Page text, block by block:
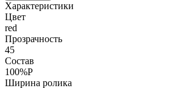
Характеристики
Цвет
red
Прозрачность
45
Состав
100%P
Ширина ролика